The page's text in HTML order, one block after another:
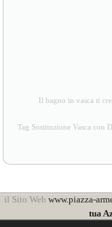
Il bagno in vasca ti
Tag Sostituzione Vasca con
il Sito Web www.piazza-
tua